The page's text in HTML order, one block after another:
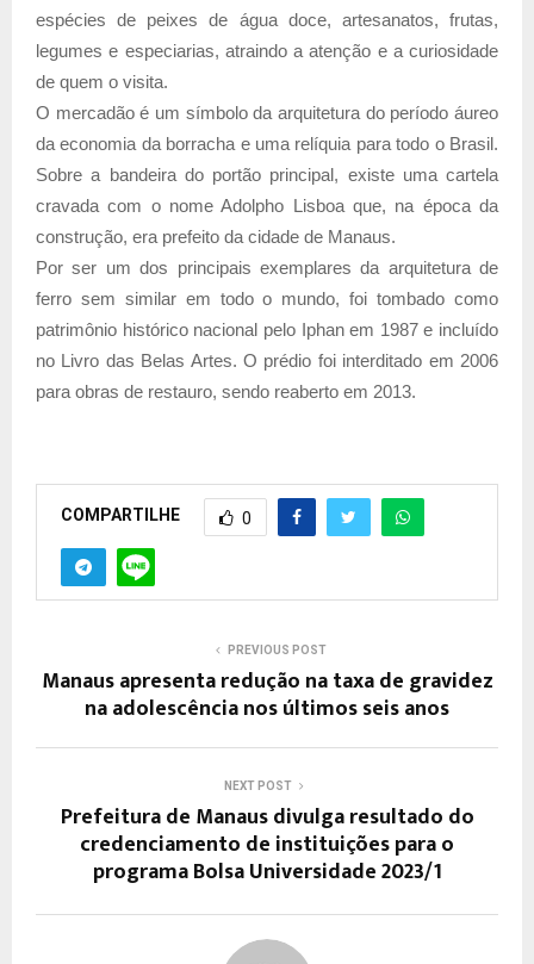
espécies de peixes de água doce, artesanatos, frutas,
legumes e especiarias, atraindo a atenção e a curiosidade
de quem o visita.
O mercadão é um símbolo da arquitetura do período áureo
da economia da borracha e uma relíquia para todo o Brasil.
Sobre a bandeira do portão principal, existe uma cartela
cravada com o nome Adolpho Lisboa que, na época da
construção, era prefeito da cidade de Manaus.
Por ser um dos principais exemplares da arquitetura de
ferro sem similar em todo o mundo, foi tombado como
patrimônio histórico nacional pelo Iphan em 1987 e incluído
no Livro das Belas Artes. O prédio foi interditado em 2006
para obras de restauro, sendo reaberto em 2013.
COMPARTILHE 0
PREVIOUS POST
Manaus apresenta redução na taxa de gravidez
na adolescência nos últimos seis anos
NEXT POST
Prefeitura de Manaus divulga resultado do
credenciamento de instituições para o
programa Bolsa Universidade 2023/1